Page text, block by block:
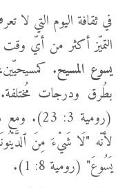
في ثقافة اليوم التي لا
التميّز أكثر من أيّ
يسوع المسيح.
بطُرق ودرجات مُختلفة.
(رومية 3:
لأنّه "لَا شَيْءَ مِنَ
يَسُوعَ" (رومية 8: 1).